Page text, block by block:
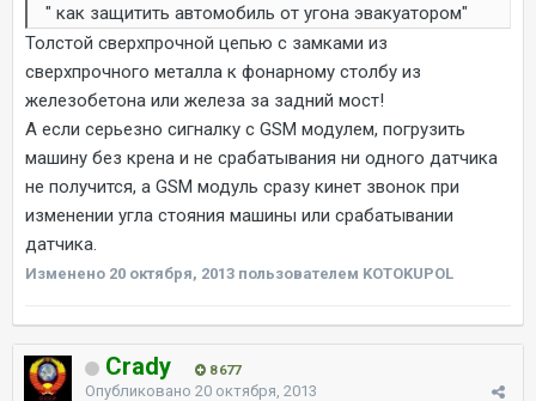
" как защитить автомобиль от угона эвакуатором"
Толстой сверхпрочной цепью с замками из
сверхпрочного металла к фонарному столбу из
железобетона или железа за задний мост!
А если серьезно сигналку с GSM модулем, погрузить
машину без крена и не срабатывания ни одного датчика
не получится, а GSM модуль сразу кинет звонок при
изменении угла стояния машины или срабатывании
датчика.
Изменено 20 октября, 2013 пользователем KOTOKUPOL
Crady 8 677
Опубликовано 20 октября, 2013